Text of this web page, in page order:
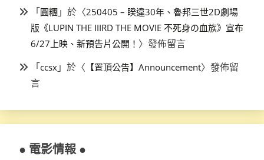
「圓糰 」於〈250405 – 睽違30年、魯邦三世2D劇場
版《LUPIN THE IIIRD THE MOVIE 不死身の血族》宣布
6/27上映、新預告片公開！ 〉發佈留言
「ccsx 」於〈 【置頂公告】Announcement〉發佈留
言
● 電影情報 ●